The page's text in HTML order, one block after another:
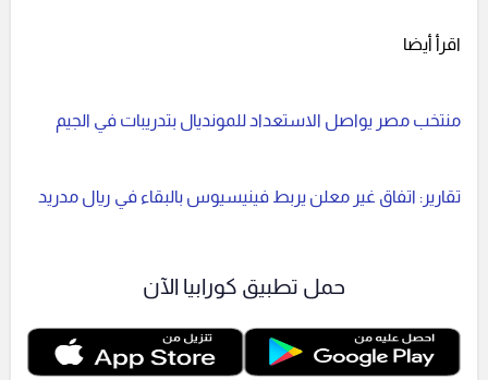
اقرأ أيضا
منتخب مصر يواصل الاستعداد للمونديال بتدريبات في الجيم
تقارير: اتفاق غير معلن يربط فينيسيوس بالبقاء في ريال مدريد
حمل تطبيق كورابيا الآن